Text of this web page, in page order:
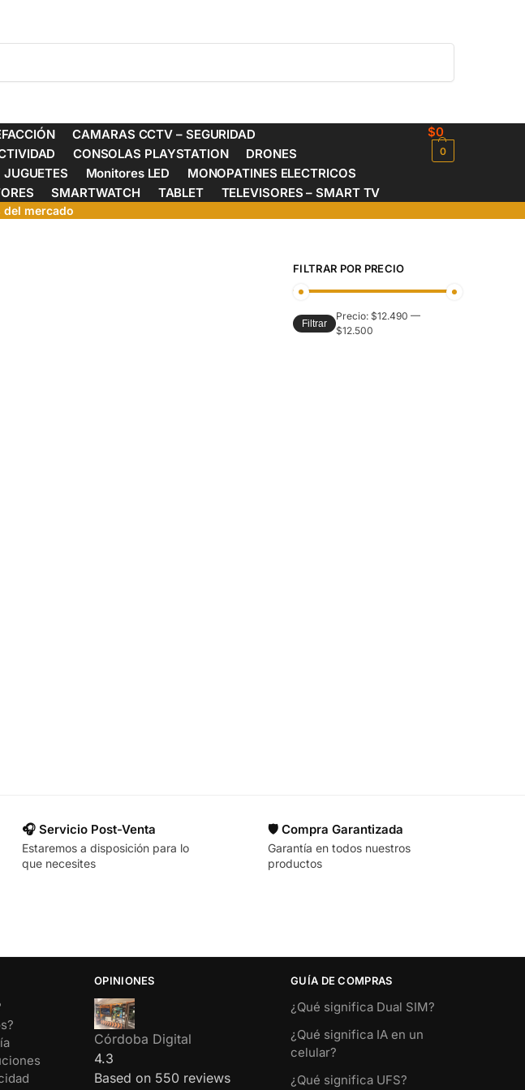
CAMARAS CCTV – SEGURIDAD
CONSOLAS PLAYSTATION
DRONES
JUGUETES Monitores LED
MONOPATINES ELECTRICOS
SMARTWATCH TABLET TELEVISORES – SMART TV
$0
0
mercado
FILTRAR POR PRECIO
Filtrar
Precio: $12.490 —
$12.500
🎧 Servicio Post-Venta
Estaremos a disposición para lo
que necesites
🛡️ Compra Garantizada
Garantía en todos nuestros
productos
OPINIONES
Córdoba Digital
4.3
Based on 550 reviews
GUÍA DE COMPRAS
¿Qué significa Dual SIM?
¿Qué significa IA en un
celular?
¿Qué significa UFS?